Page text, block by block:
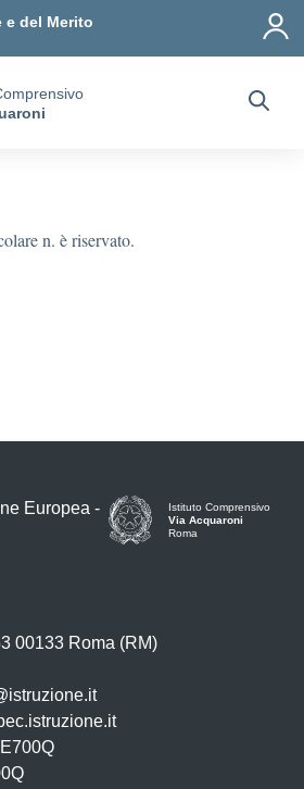
e del Merito
n. è riservato.
Istituto Comprensivo
Via Acquaroni
Roma
00133 Roma (RM)